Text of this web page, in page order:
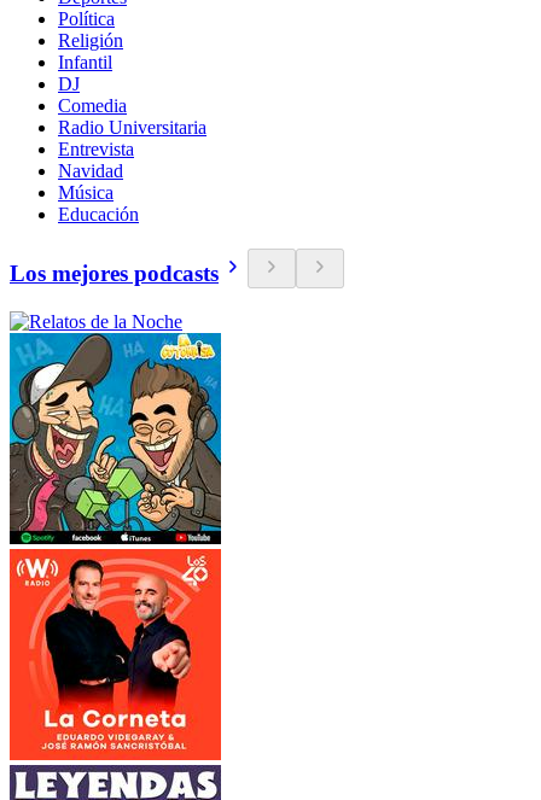
Política
Religión
Infantil
DJ
Comedia
Radio Universitaria
Entrevista
Navidad
Música
Educación
Los mejores podcasts